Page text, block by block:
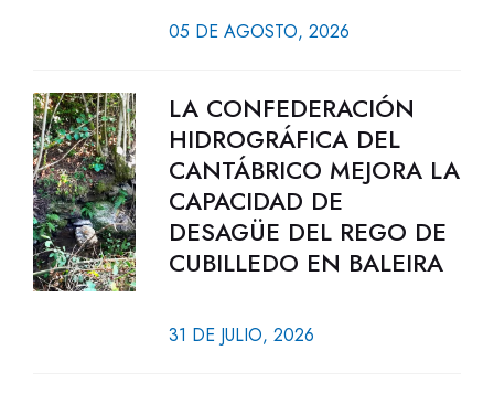
05 DE AGOSTO, 2026
LA CONFEDERACIÓN
HIDROGRÁFICA DEL
CANTÁBRICO MEJORA LA
CAPACIDAD DE
DESAGÜE DEL REGO DE
CUBILLEDO EN BALEIRA
31 DE JULIO, 2026